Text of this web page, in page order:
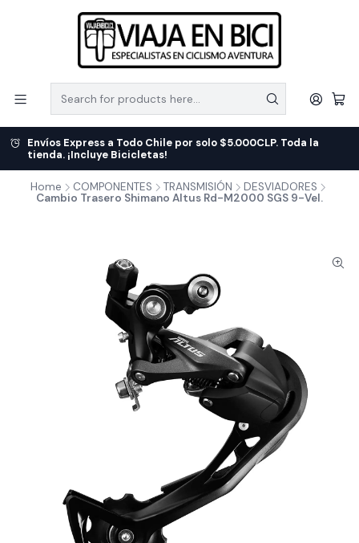
Envíos Express a Todo Chile por solo $5.000CLP. Toda la
tienda. ¡Incluye Bicicletas!
Home COMPONENTES TRANSMISIÓN
DESVIADORES
Cambio Trasero Shimano Altus Rd-M2000 SGS 9-Vel.